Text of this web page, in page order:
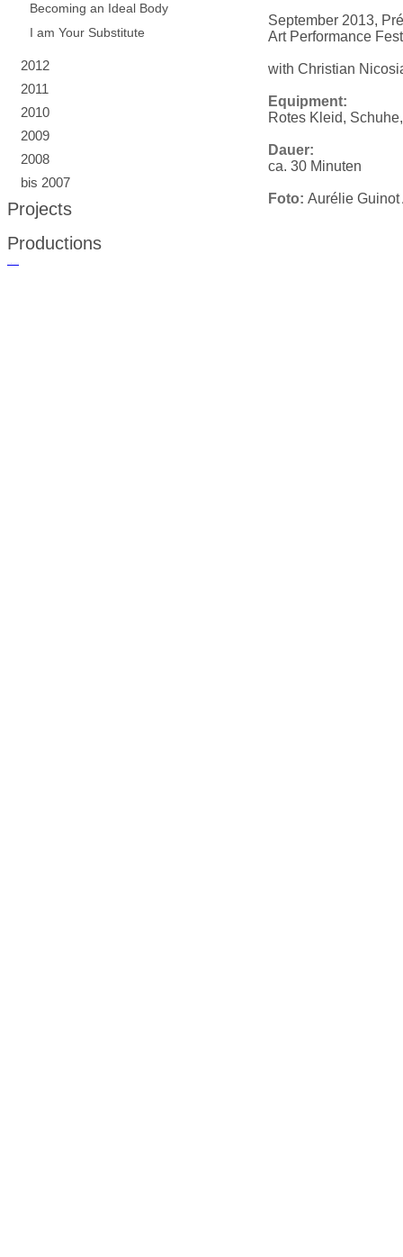
Becoming an Ideal Body
I am Your Substitute
2012
2011
2010
2009
2008
bis 2007
Projects
Productions
September 2013,
Art Performance
with Christian
Equipment:
Rotes Kleid,
Dauer:
ca. 30 Minuten
Foto: Aurélie Guinot